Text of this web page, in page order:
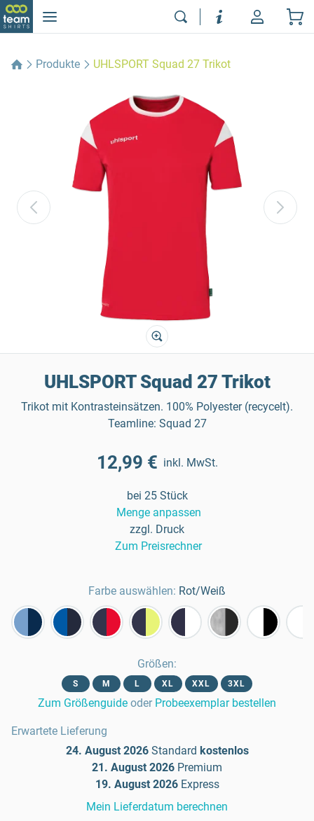
Produkte UHLSPORT Squad 27 Trikot
UHLSPORT Squad 27 Trikot
Trikot mit Kontrasteinsätzen. 100% Polyester (recycelt).
Teamline: Squad 27
12,99 € inkl. MwSt.
bei 25 Stück
Menge anpassen
zzgl. Druck
Zum Preisrechner
Farbe auswählen: Rot/Weiß
Größen:
S M L XL XXL 3XL
Zum Größenguide oder Probeexemplar bestellen
Erwartete Lieferung
24. August 2026 Standard kostenlos
21. August 2026 Premium
19. August 2026 Express
Mein Lieferdatum berechnen